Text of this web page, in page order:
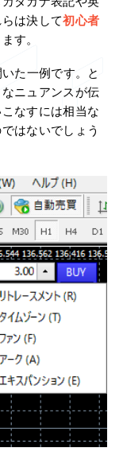
タカナ表記や英
は決して初心者
す。
た一例です。と
ニュアンスが伝
なすには相当な
はないでしょう